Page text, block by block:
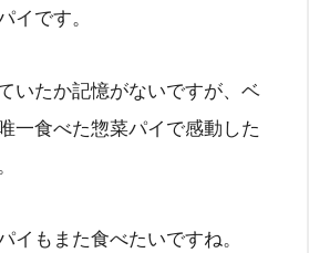
イです。
いたか記憶がないですが、ベ
一食べた惣菜パイで感動した
イもまた食べたいですね。